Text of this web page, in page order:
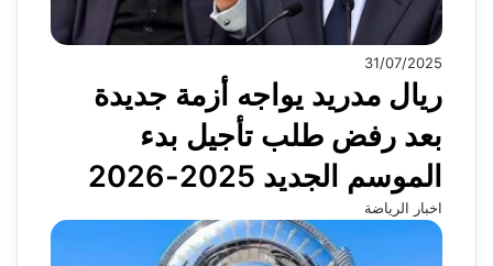
31/07/2025
ريال مدريد يواجه أزمة جديدة
بعد رفض طلب تأجيل بدء
الموسم الجديد 2025-2026
اخبار الرياضة